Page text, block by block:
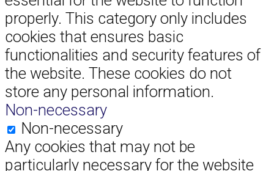
properly. This category only includes
cookies that ensures basic
functionalities and security features of
the website. These cookies do not
store any personal information.
Non-necessary
Non-necessary
Any cookies that may not be
particularly necessary for the website